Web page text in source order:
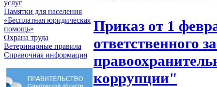
услуг
Памятки для населения
«Бесплатная юридическая
помощь»
Охрана труда
Ветеринарные правила
Справочная информация
Приказ от 1
ответственного
коррупции"